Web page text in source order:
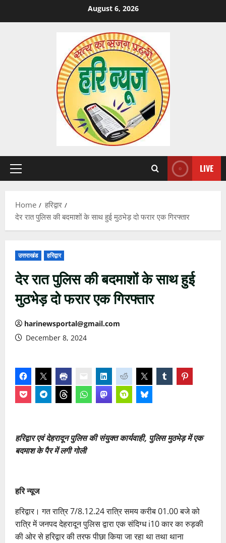
August 6, 2026
Primary
LIVE
Home
हरिद्वार
देर रात पुलिस की बदमाशों के साथ हुई मुठभेड़ दो फरार एक गिरफ्तार
उत्तराखंड हरिद्वार
देर रात पुलिस की बदमाशों के साथ हुई
मुठभेड़ दो फरार एक गिरफ्तार
harinewsportal@gmail.com
December 8, 2024
हरिद्वार एवं देहरादून पुलिस की संयुक्त कार्यवाही, पुलिस मुठभेड़ में एक
बदमाश के पैर में लगी गोली
हरि न्यूज
हरिद्वार। गत रात्रि 7/8.12.24 रात्रि समय करीब 01.00 बजे को
रात्रि में जनपद देहरादून पुलिस द्वारा एक संदिग्ध i10 कार का रुड़की
की ओर से हरिद्वार की तरफ पीछा किया जा रहा था तथा थाना